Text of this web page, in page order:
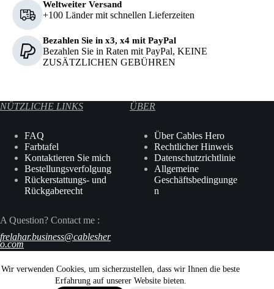
Wir verwenden Cookies, um sicherzustellen, dass wir Ihnen die beste
Erfahrung auf unserer Website bieten.
Weltweiter Versand
+100 Länder mit schnellen Lieferzeiten
Bezahlen Sie in x3, x4 mit PayPal
Bezahlen Sie in Raten mit PayPal, KEINE
ZUSÄTZLICHEN GEBÜHREN
NÜTZLICHE LINKS
FAQ
Farbtafel
Kontaktieren Sie mich
Bestellungsverfolgung
Rückerstattungs- und
Rückgaberecht
ÜBER
Über Cables Hero
Rechtlicher Hinweis
Datenschutzrichtlinie
Allgemeine
Geschäftsbedingunge
n
A Question? Contact me :
frelahar.business@cablesher
o.com
2026 © Cables Hero. All Rights Reserved.